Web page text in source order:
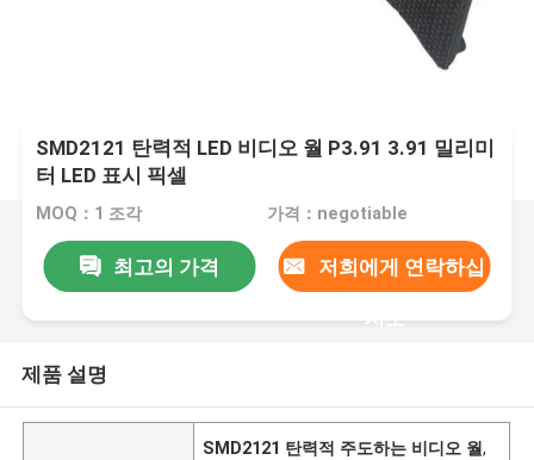
SMD2121 탄력적 LED 비디오 월 P3.91 3.91 밀리미
터 LED 표시 픽셀
MOQ：1 조각 가격：negotiable
최고의 가격 저희에게 연락하십
시오
제품 설명
SMD2121 탄력적 주도하는 비디오 월,